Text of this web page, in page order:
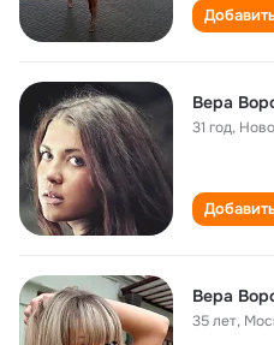
Вера
31 год,
Вера
35 лет,